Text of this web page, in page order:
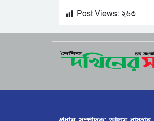
Post Views: ২৬৩